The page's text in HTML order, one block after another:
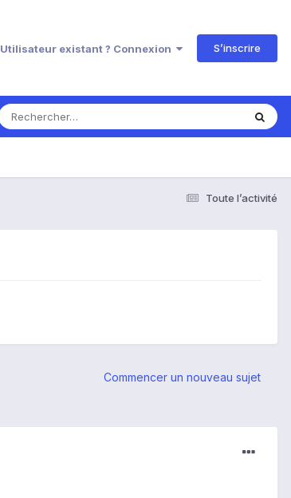
Utilisateur existant ? Connexion S’inscrire
Toute l’activité
Commencer un nouveau sujet